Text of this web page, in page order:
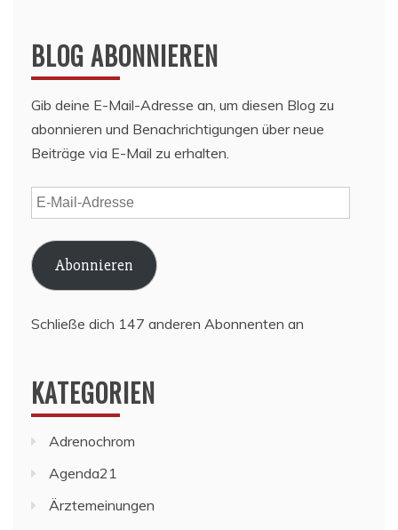
BLOG ABONNIEREN
Gib deine E-Mail-Adresse an, um diesen Blog zu
abonnieren und Benachrichtigungen über neue
Beiträge via E-Mail zu erhalten.
E-
Mail-
Adresse
Abonnieren
Schließe dich 147 anderen Abonnenten an
KATEGORIEN
Adrenochrom
Agenda21
Ärztemeinungen